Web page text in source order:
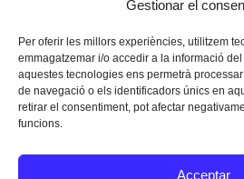
Gestionar el
Per oferir les millors experiències, utilitzem
emmagatzemar i/o accedir a la informació
aquestes tecnologies ens permetrà
de navegació o els identificadors únics en
retirar el consentiment, pot afectar
funcions.
Acceptar
post:
Texts Legals